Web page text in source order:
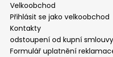
Velkoobchod
Přihlásit se jako velkoobchod
Kontakty
odstoupení od kupní smlouvy
Formulář uplatnění